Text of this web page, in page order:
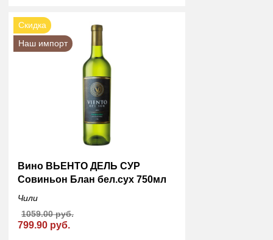
Скидка
Наш импорт
Вино ВЬЕНТО ДЕЛЬ СУР
Совиньон Блан бел.сух 750мл
Чили
799.90 руб.
1059.00 руб.